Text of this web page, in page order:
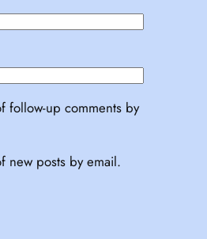
follow-up comments by
new posts by email.